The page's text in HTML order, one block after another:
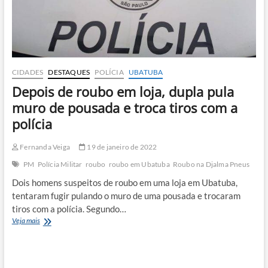
CIDADES DESTAQUES POLÍCIA UBATUBA
Depois de roubo em loja, dupla pula
muro de pousada e troca tiros com a
polícia
Fernanda Veiga
19 de janeiro de 2022
PM Polícia Militar roubo roubo em Ubatuba Roubo na Djalma Pneus
Dois homens suspeitos de roubo em uma loja em Ubatuba,
tentaram fugir pulando o muro de uma pousada e trocaram
tiros com a polícia. Segundo…
Veja maisDepois